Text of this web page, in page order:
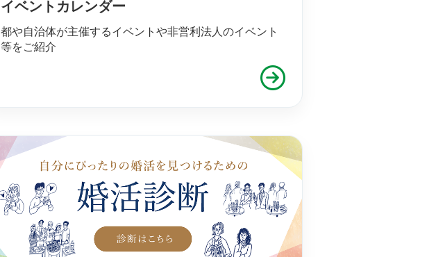
イベントカレンダー
都や自治体が主催するイベントや非営利法人のイベント
等をご紹介